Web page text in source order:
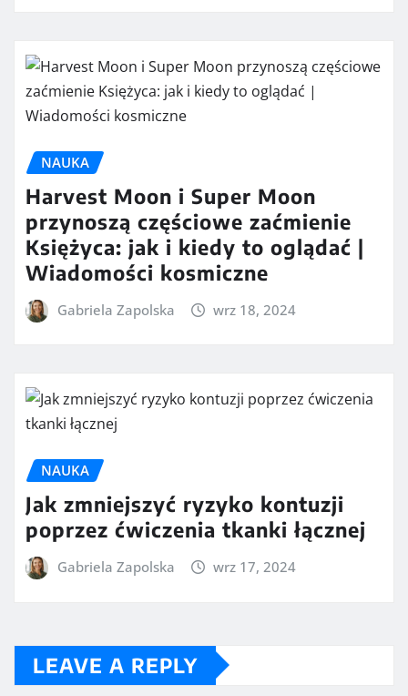
NAUKA
Harvest Moon i Super Moon
przynoszą częściowe zaćmienie
Księżyca: jak i kiedy to oglądać |
Wiadomości kosmiczne
Gabriela Zapolska wrz 18, 2024
NAUKA
Jak zmniejszyć ryzyko kontuzji
poprzez ćwiczenia tkanki łącznej
Gabriela Zapolska wrz 17, 2024
LEAVE A REPLY